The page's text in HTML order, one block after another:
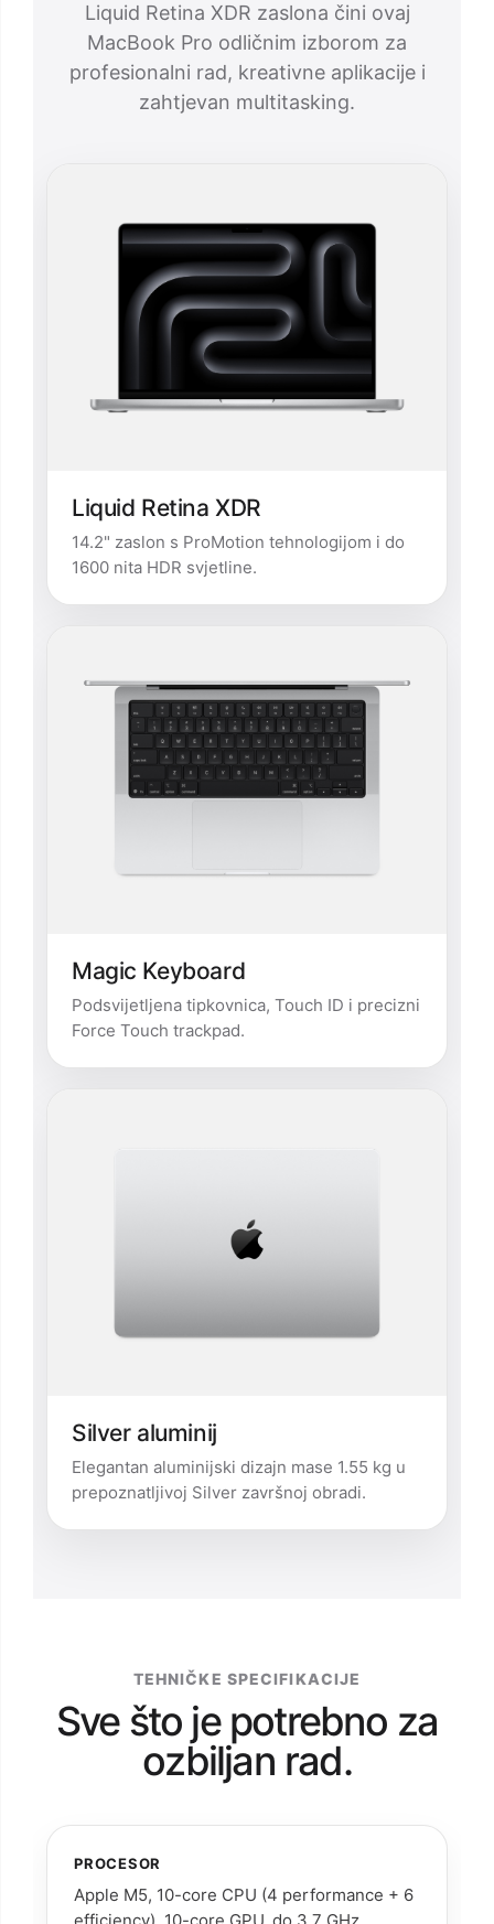
Liquid Retina XDR zaslona čini ovaj
MacBook Pro odličnim izborom za
profesionalni rad, kreativne aplikacije i
zahtjevan multitasking.
Liquid Retina XDR
14.2" zaslon s ProMotion tehnologijom i do
1600 nita HDR svjetline.
Magic Keyboard
Podsvijetljena tipkovnica, Touch ID i precizni
Force Touch trackpad.
Silver aluminij
Elegantan aluminijski dizajn mase 1.55 kg u
prepoznatljivoj Silver završnoj obradi.
TEHNIČKE SPECIFIKACIJE
Sve što je potrebno za
ozbiljan rad.
PROCESOR
Apple M5, 10-core CPU (4 performance + 6